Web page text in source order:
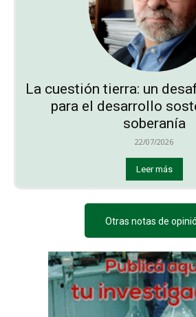
La cuestión tierra: un
para el desarrollo
soberanía
22/07/2026
Leer más
Otras notas de